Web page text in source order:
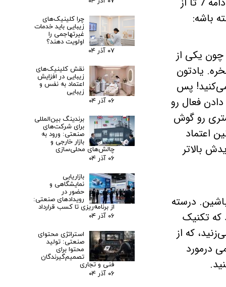
باشه:
یکی از
یادتون
پس
فعال رو
رو گوش
اعتماد
بالاتر
درسته
که تکنیک
که از
درمورد
چرا کلینیک‌های
زیبایی باید خدمات
غیرتهاجمی را
اولویت دهند؟
۰۷ آذر ۰۴
نقش کلینیک‌های
زیبایی در افزایش
اعتماد به نفس و
زیبایی
۰۶ آذر ۰۴
برندینگ بین‌المللی
برای شرکت‌های
صنعتی: ورود به
بازار خارجی و
چالش‌های محلی‌سازی
۰۶ آذر ۰۴
بازاریابی
نمایشگاهی و
حضور در
رویدادهای صنعتی:
از برنامه‌ریزی تا کسب قرارداد
۰۶ آذر ۰۴
استراتژی محتوای
صنعتی: تولید
محتوا برای
تصمیم‌گیرندگان
فنی و تجاری
۰۶ آذر ۰۴